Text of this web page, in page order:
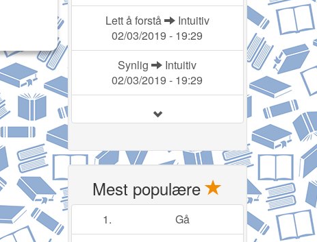
Lett å forstå
Intuitiv
02/03/2019 - 19:29
Synlig
Intuitiv
02/03/2019 - 19:29
Mest populære
1.
Gå